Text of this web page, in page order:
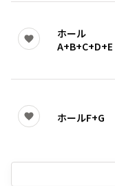
ホール
A+B+C+D+E
ホールF+G